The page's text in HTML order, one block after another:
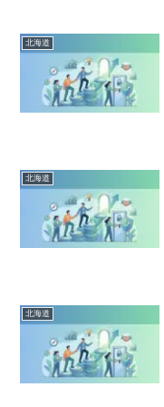
北海道
北海道
北海道